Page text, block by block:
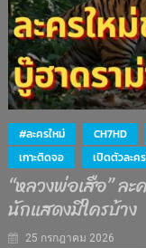
#ละครใหม่ CH7HD
เกาะติดจอ
เปิดตัวละค
“หลวงพ่อเสือ” ล
นักแสดงมีใครบ้าง
25 กรกฎาคม 2026